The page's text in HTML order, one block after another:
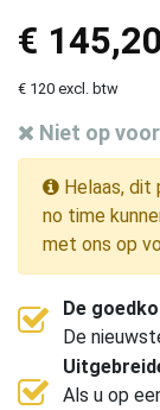
€ 145,20
€ 120 excl. btw
Niet op
Helaas, dit
no time
met ons op
De
De
Als u op